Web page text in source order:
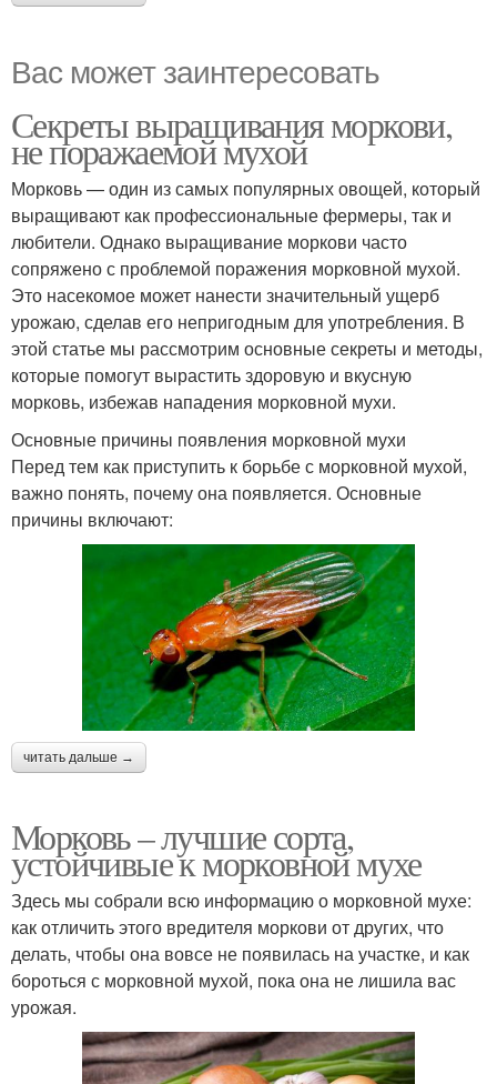
Вас может заинтересовать
Секреты выращивания моркови,
не поражаемой мухой
Морковь — один из самых популярных овощей, который
выращивают как профессиональные фермеры, так и
любители. Однако выращивание моркови часто
сопряжено с проблемой поражения морковной мухой.
Это насекомое может нанести значительный ущерб
урожаю, сделав его непригодным для употребления. В
этой статье мы рассмотрим основные секреты и методы,
которые помогут вырастить здоровую и вкусную
морковь, избежав нападения морковной мухи.
Основные причины появления морковной мухи
Перед тем как приступить к борьбе с морковной мухой,
важно понять, почему она появляется. Основные
причины включают:
читать дальше →
Морковь – лучшие сорта,
устойчивые к морковной мухе
Здесь мы собрали всю информацию о морковной мухе:
как отличить этого вредителя моркови от других, что
делать, чтобы она вовсе не появилась на участке, и как
бороться с морковной мухой, пока она не лишила вас
урожая.